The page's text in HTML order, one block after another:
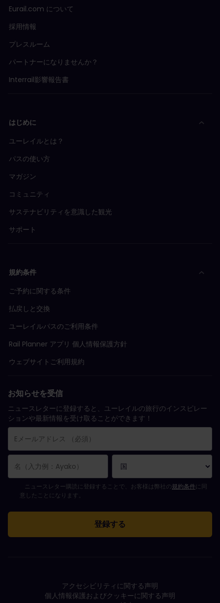
Eurail.com について
採用情報
プレスルーム
パートナーになりませんか？
Interrail影響報告書
はじめに
ユーレイルとは？
パスの使い方
マガジン
コミュニティ
サステナビリティを意識した観光
サポート
規約条件
ご予約に関する条件
払戻しと交換
ユーレイルパスのご利用条件
Rail Planner アプリ 個人情報保護方針
ウェブサイトご利用規約
お知らせを受信
ニュースレターに登録すると、ユーレイルの旅行のインスピレー
ションや最新情報を受け取ることができます！
購読登録が完了しました。
Eメールアドレス欄は必須項目です。
Eメールアドレスが正しくありません。
ニュースレターの購読登録中にエラーが発生しました。後ほど、もう一度や
すでにこのニュースレターを購読されています！
ニュースレターを購読するには規約条件に同意してください。
ニュースレター購読に登録することで、お客様は弊社の規約条件に同
意したことになります。
アクセシビリティに関する声明
個人情報保護およびクッキーに関する声明